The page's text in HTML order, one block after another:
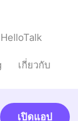
！でもな
เกี่ยวกับ
เปิดแอป